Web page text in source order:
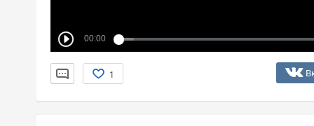
00:00
1